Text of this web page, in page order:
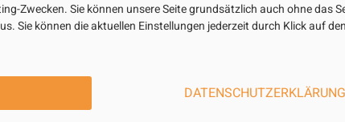
Zwecken. Sie können unsere Seite grundsätzlich auch ohne das
Sie können die aktuellen Einstellungen jederzeit durch Klick auf
DATENSCHUTZERKLÄRUNG